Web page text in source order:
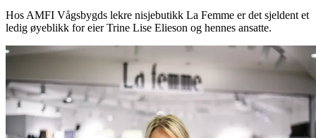
Hos AMFI Vågsbygds lekre nisjebutikk La Femme er det sjeldent et
ledig øyeblikk for eier Trine Lise Elieson og hennes ansatte.